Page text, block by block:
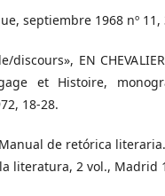
septiembre 1968 nº 11,
discours», EN
et Histoire,
18-28.
Manual de retórica
literatura, 2 vol., Madrid